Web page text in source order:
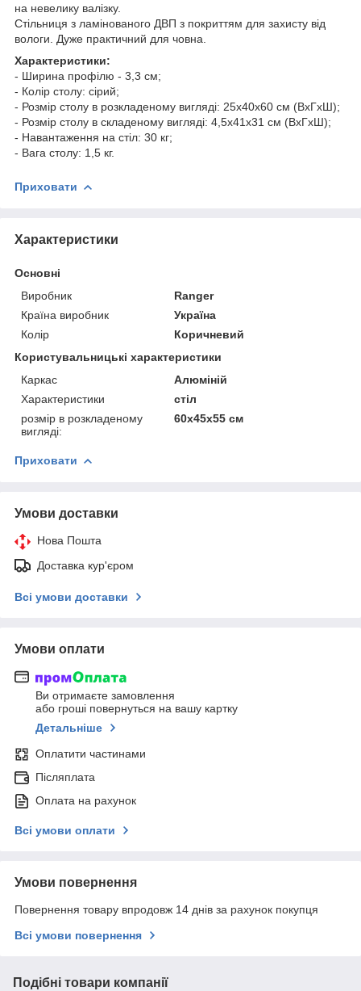
на невелику валізку.
Стільниця з ламінованого ДВП з покриттям для захисту від
вологи. Дуже практичний для човна.
Характеристики:
- Ширина профілю - 3,3 см;
- Колір столу: сірий;
- Розмір столу в розкладеному вигляді: 25х40х60 см (ВхГхШ);
- Розмір столу в складеному вигляді: 4,5х41х31 см (ВхГхШ);
- Навантаження на стіл: 30 кг;
- Вага столу: 1,5 кг.
Приховати
Характеристики
Основні
Виробник
Ranger
Країна виробник
Україна
Колір
Коричневий
Користувальницькі характеристики
Каркас
Алюміній
Характеристики
стіл
розмір в розкладеному
вигляді:
60х45х55 см
Приховати
Умови доставки
Нова Пошта
Доставка кур'єром
Всі умови доставки
Умови оплати
Ви отримаєте замовлення
або гроші повернуться на вашу картку
Детальніше
Оплатити частинами
Післяплата
Оплата на рахунок
Всі умови оплати
Умови повернення
Повернення товару впродовж 14 днів за рахунок покупця
Всі умови повернення
Подібні товари компанії